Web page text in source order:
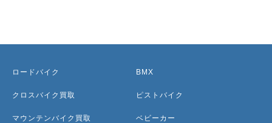
ロードバイク
クロスバイク買取
マウンテンバイク買取
BMX
ピストバイク
ベビーカー